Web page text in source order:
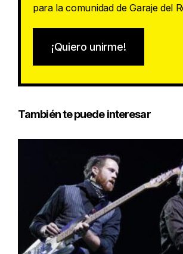
para la comunidad de Garaje del
¡Quiero unirme!
También te puede interesar